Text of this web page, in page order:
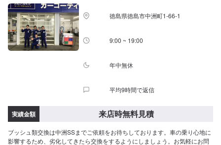
徳島県徳島市中洲町1-66-1
9:00 ~ 19:00
年中無休
平均9時間で返信
実績金額 来店時無料見積
ブッシュ類交換は中洲SSまでご依頼をお待ちしております。車の乗り心地に
影響するため、劣化してきたら交換をするようにしましょう。お気軽にお問